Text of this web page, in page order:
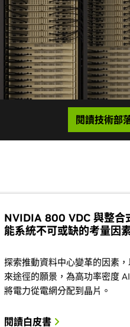
閱讀技術部
NVIDIA 800 VDC 與整合
能系統不可或缺的考量因
探索推動資料中心變革的因素
來途徑的願景，為高功率密度
將電力從電網分配到晶片。
閱讀白皮書